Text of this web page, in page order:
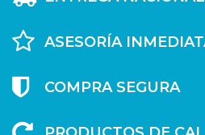
ASESORÍA
COMPRA SEGURA